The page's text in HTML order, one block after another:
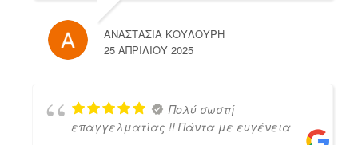
ΑΝΑΣΤΑΣΙΑ ΚΟΥΛΟΥΡΗ
25 ΑΠΡΙΛΊΟΥ 2025
Πολύ σωστή
επαγγελματίας !! Πάντα με ευγένεια